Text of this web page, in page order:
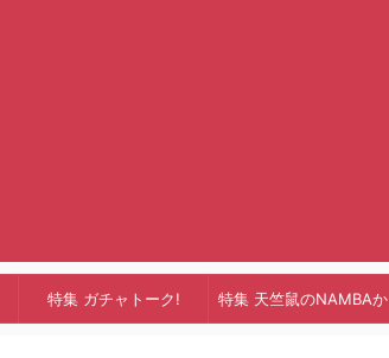
特集 ガチャトーク! 特集 天竺鼠のNAMBAか